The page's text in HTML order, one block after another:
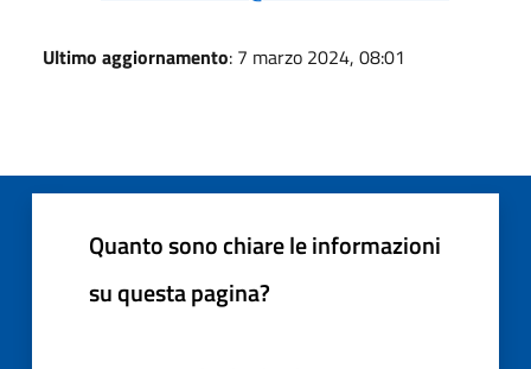
Ultimo aggiornamento: 7 marzo 2024, 08:01
Quanto sono chiare le informazioni
su questa pagina?